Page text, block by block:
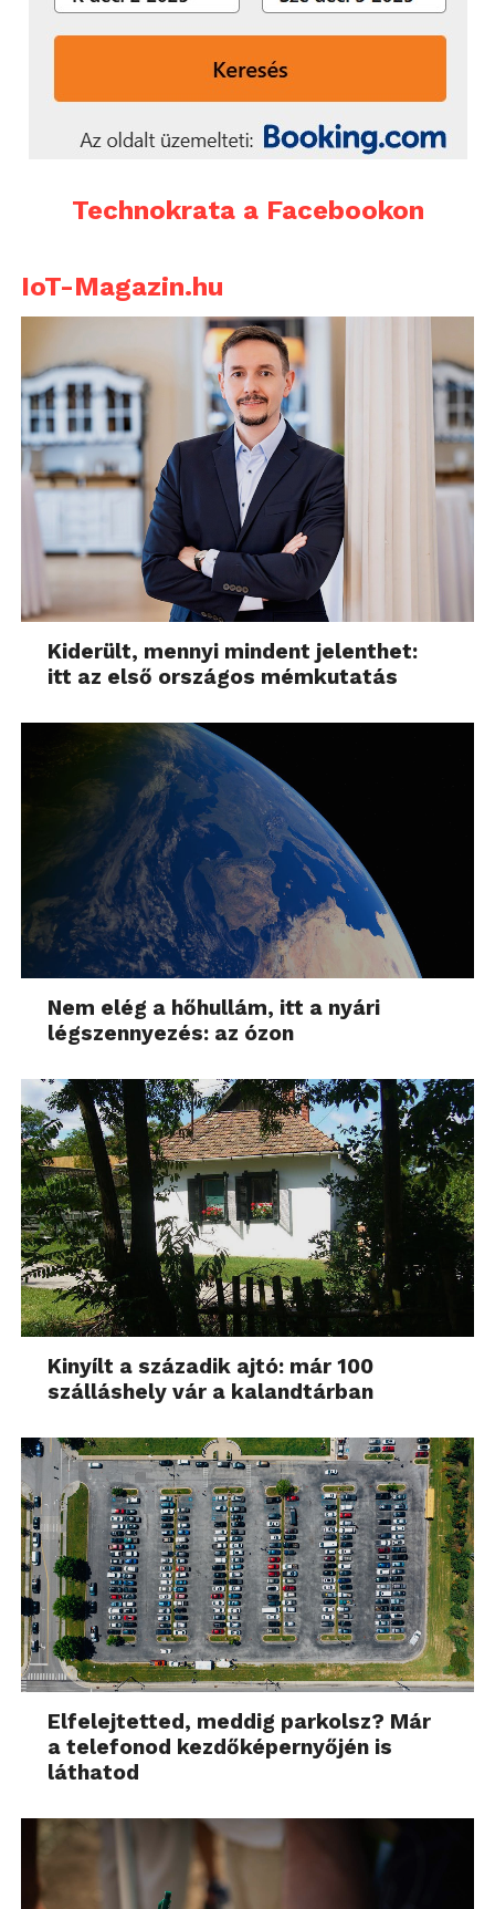
Technokrata a Facebookon
IoT-Magazin.hu
Kiderült, mennyi mindent jelenthet:
itt az első országos mémkutatás
Nem elég a hőhullám, itt a nyári
légszennyezés: az ózon
Kinyílt a századik ajtó: már 100
szálláshely vár a kalandtárban
Elfelejtetted, meddig parkolsz? Már
a telefonod kezdőképernyőjén is
láthatod